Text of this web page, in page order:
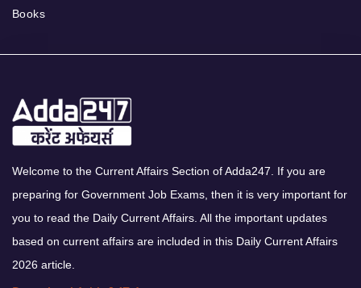
Books
Welcome to the Current Affairs Section of Adda247. If you are
preparing for Government Job Exams, then it is very important for
you to read the Daily Current Affairs. All the important updates
based on current affairs are included in this Daily Current Affairs
2026 article.